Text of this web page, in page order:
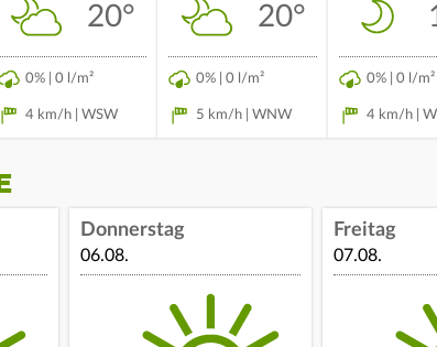
20°
0% | 0 l/m²
4 km/h | WSW
20°
0% | 0 l/m²
5 km/h | WNW
0% | 0 l/m²
4 km/h |
Donnerstag
06.08.
Freitag
07.08.